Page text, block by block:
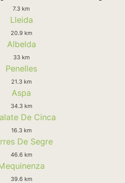
7.3 km
Lleida
20.9 km
Albelda
33 km
Penelles
21.3 km
Aspa
34.3 km
De Cinca
16.3 km
De Segre
46.6 km
39.6 km